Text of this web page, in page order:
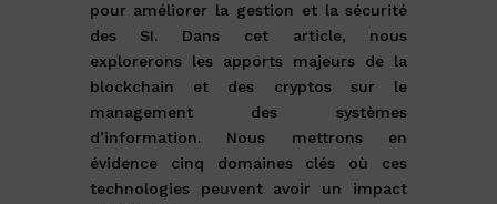
pour améliorer la gestion et la sécurité
des SI. Dans cet article, nous
explorerons les apports majeurs de la
blockchain et des cryptos sur le
management des systèmes
d’information. Nous mettrons en
évidence cinq domaines clés où ces
technologies peuvent avoir un impact